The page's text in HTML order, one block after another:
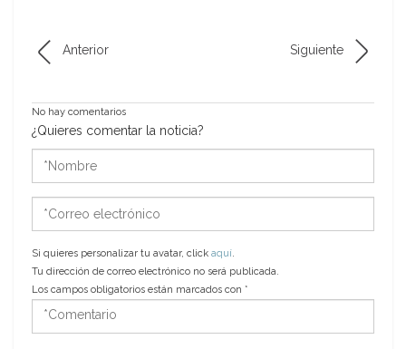
Anterior Siguiente
No hay comentarios
¿Quieres comentar la noticia?
electrónico
Si quieres personalizar tu avatar, click aquí.
Tu dirección de correo electrónico no será publicada.
Los campos obligatorios están marcados con *
*Comentario